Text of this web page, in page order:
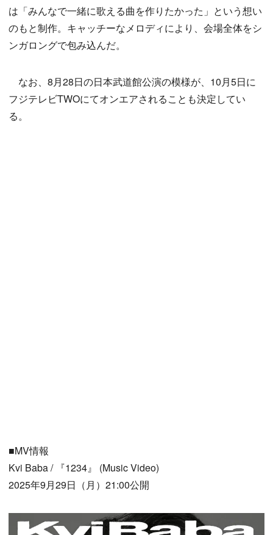
は「みんなで一緒に歌える曲を作りたかった」という想い
のもと制作。キャッチーなメロディにより、会場全体をシ
ンガロングで包み込んだ。
なお、8月28日の日本武道館公演の模様が、10月5日に
フジテレビTWOにてオンエアされることも決定してい
る。
■MV情報
Kvi Baba / 『1234』 (Music Video)
2025年9月29日（月）21:00公開